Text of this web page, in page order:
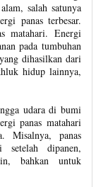
salah satunya
panas terbesar.
matahari. Energi
pada tumbuhan
dihasilkan dari
hidup lainnya,
udara di bumi
panas matahari
Misalnya, panas
setelah dipanen,
bahkan untuk